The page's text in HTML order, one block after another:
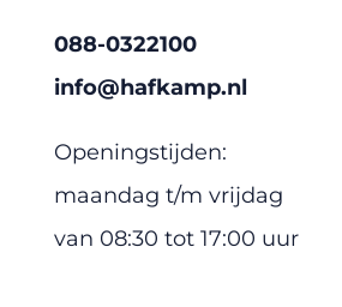
088-0322100
info@hafkamp.nl
Openingstijden:
maandag t/m vrijdag
van 08:30 tot 17:00 uur